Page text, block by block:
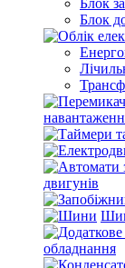
Блок
Блок
двигунів
обладнання